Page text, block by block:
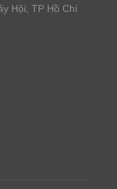
Hội, TP Hồ Chí